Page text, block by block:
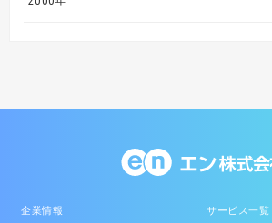
企業情報 サービス一覧